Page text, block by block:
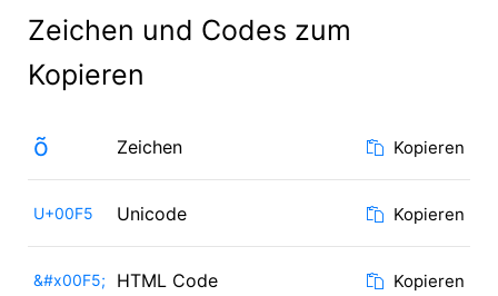
Zeichen und Codes zum
Kopieren
õ Zeichen Kopieren
U+00F5 Unicode Kopieren
&#x00F5; HTML Code Kopieren